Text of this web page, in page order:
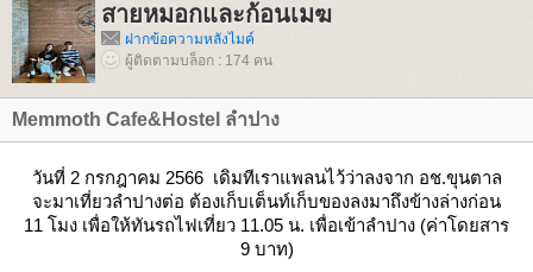
สายหมอกและก้อนเมฆ
ฝากข้อความหลังไมค์
ผู้ติดตามบล็อก : 174 คน
Memmoth Cafe&Hostel ลำปาง
วันที่ 2 กรกฎาคม 2566 เดิมทีเราแพลนไว้ว่าลงจาก อช.ขุนตาล
จะมาเที่ยวลำปางต่อ ต้องเก็บเต็นท์เก็บของลงมาถึงข้างล่างก่อน
11 โมง เพื่อให้ทันรถไฟเที่ยว 11.05 น. เพื่อเข้าลำปาง (ค่าโดยสาร
9 บาท)